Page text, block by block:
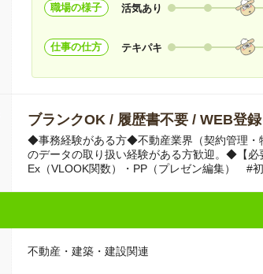
職場の様子 活気あり
仕事の仕方 テキパキ
ブランクOK / 履歴書不要 / WEB登
◆事務経験がある方◆不動産業界（契約管理・
のデータの取り扱い経験がある方歓迎。◆【必
Ex（VLOOK関数）・PP（プレゼン編集） #
不動産・建築・建設関連